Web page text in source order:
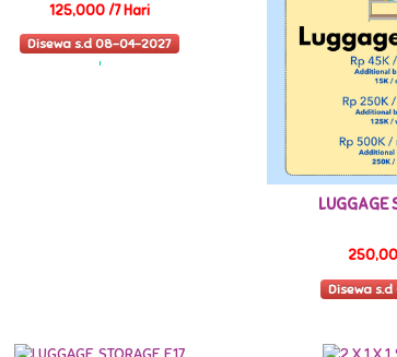
125,000 /7 Hari
Disewa s.d 08-04-2027
LUGGAGE
Disewa